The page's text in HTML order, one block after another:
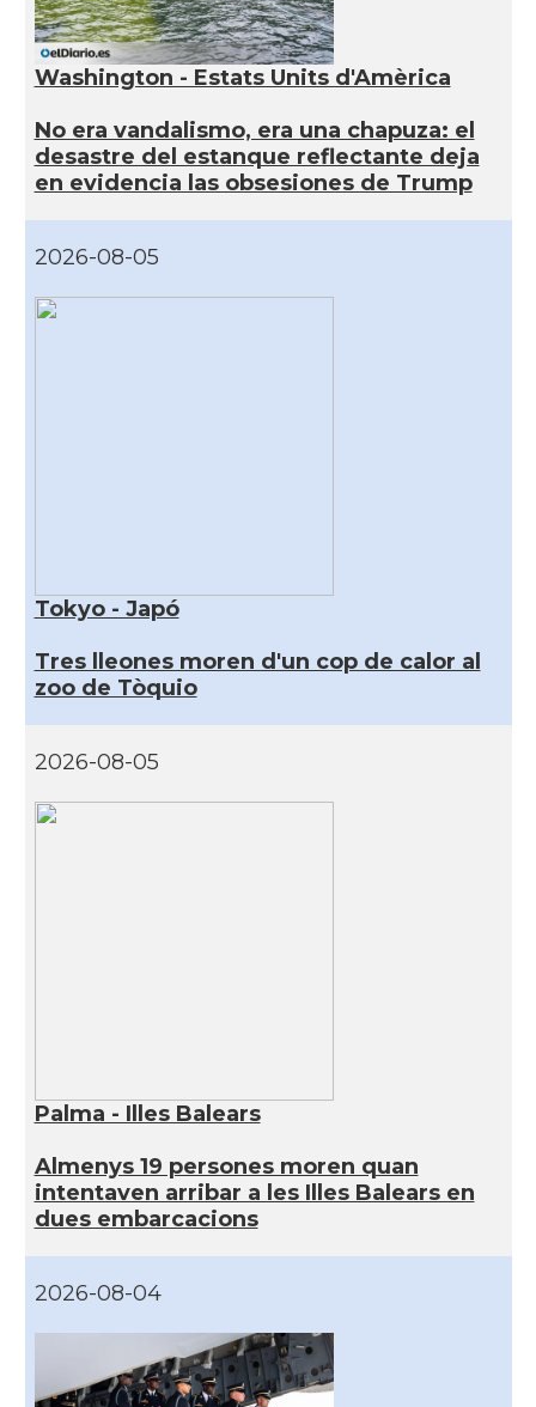
Washington - Estats Units d'Amèrica
No era vandalismo, era una chapuza: el
desastre del estanque reflectante deja
en evidencia las obsesiones de Trump
2026-08-05
Tokyo - Japó
Tres lleones moren d'un cop de calor al
zoo de Tòquio
2026-08-05
Palma - Illes Balears
Almenys 19 persones moren quan
intentaven arribar a les Illes Balears en
dues embarcacions
2026-08-04